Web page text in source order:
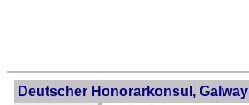
Deutscher Honorarkonsul, Galway